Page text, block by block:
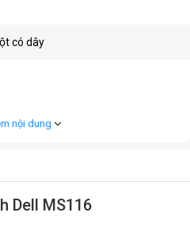
có dây
nội dung
Dell MS116